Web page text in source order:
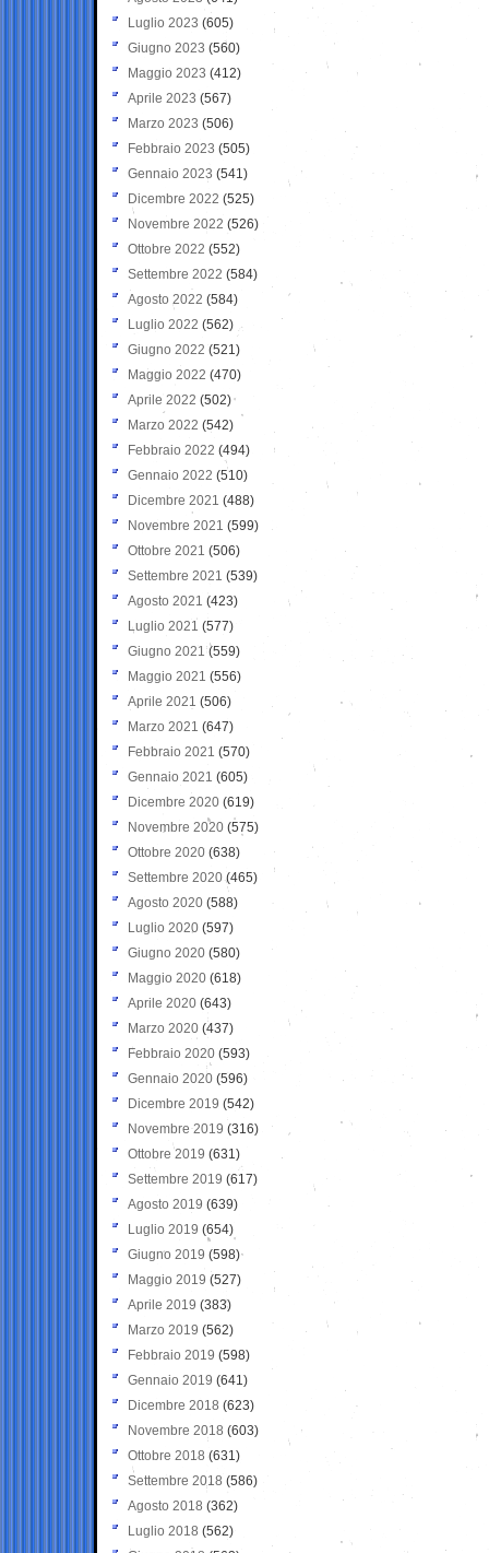
Luglio 2023 (605)
Giugno 2023 (560)
Maggio 2023 (412)
Aprile 2023 (567)
Marzo 2023 (506)
Febbraio 2023 (505)
Gennaio 2023 (541)
Dicembre 2022 (525)
Novembre 2022 (526)
Ottobre 2022 (552)
Settembre 2022 (584)
Agosto 2022 (584)
Luglio 2022 (562)
Giugno 2022 (521)
Maggio 2022 (470)
Aprile 2022 (502)
Marzo 2022 (542)
Febbraio 2022 (494)
Gennaio 2022 (510)
Dicembre 2021 (488)
Novembre 2021 (599)
Ottobre 2021 (506)
Settembre 2021 (539)
Agosto 2021 (423)
Luglio 2021 (577)
Giugno 2021(559)
Maggio 2021 (556)
Aprile 2021 (506)
Marzo 2021 (647)
Febbraio 2021 (570)
Gennaio 2021 (605)
Dicembre 2020 (619)
Novembre 2020 (575)
Ottobre 2020 (638)
Settembre 2020(465)
Agosto 2020 (588)
Luglio 2020 (597)
Giugno 2020 (580)
Maggio 2020 (618)
Aprile 2020 (643)
Marzo 2020 (437)
Febbraio 2020 (593)
Gennaio 2020 (596)
Dicembre 2019 (542)
Novembre 2019 (316)
Ottobre 2019 (631)
Settembre 2019 (617)
Agosto 2019 (639)
Luglio 2019 (654)
Giugno 2019 (598)
Maggio 2019 (527)
Aprile 2019 (383)
Marzo 2019 (562)
Febbraio 2019 (598)
Gennaio 2019 (641)
Dicembre 2018 (623)
Novembre 2018 (603)
Ottobre 2018 (631)
Settembre 2018 (586)
Agosto 2018 (362)
Luglio 2018 (562)